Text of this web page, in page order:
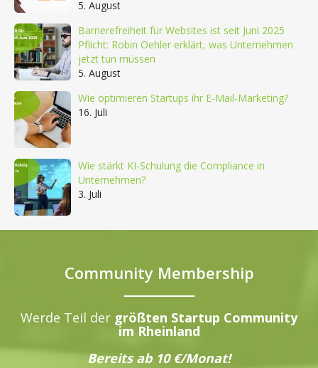
5. August
Barrierefreiheit für Websites ist seit Juni 2025
Pflicht: Robin Oehler erklärt, was Unternehmen
jetzt tun müssen
5. August
Wie optimieren Startups ihr E-Mail-Marketing?
16. Juli
Wie stärkt KI-Schulung die Compliance in
Unternehmen?
3. Juli
Community Membership
Werde Teil der größten Startup Community
im Rheinland
Bereits ab 10 €/Monat!